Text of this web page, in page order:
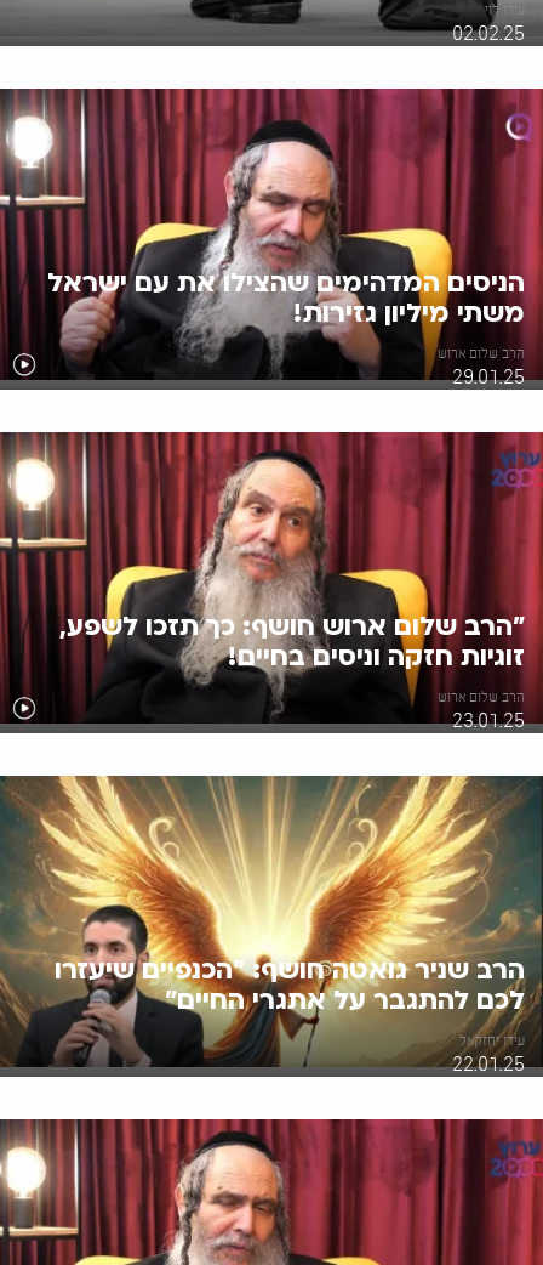
עידו לוי
02.02.25
הניסים המדהימים שהצילו את עם ישראל
משתי מיליון גזירות!
הרב שלום ארוש
29.01.25
"הרב שלום ארוש חושף: כך תזכו לשפע,
זוגיות חזקה וניסים בחיים!
הרב שלום ארוש
23.01.25
הרב שניר גואטה חושף: "הכנפיים שיעזרו
לכם להתגבר על אתגרי החיים"
עידו יחזקאל
22.01.25